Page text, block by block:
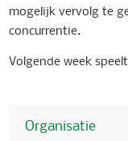
mogelijk vervolg te
concurrentie.
Volgende week
Organisatie